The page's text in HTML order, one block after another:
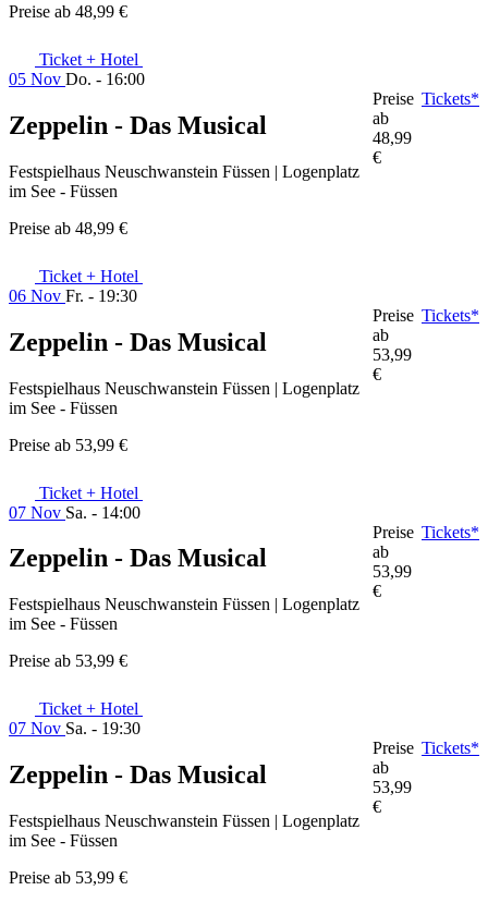
Preise ab 48,99 €
Ticket + Hotel
05 Nov Do. - 16:00
Zeppelin - Das Musical
Festspielhaus Neuschwanstein Füssen | Logenplatz
im See - Füssen
Preise ab 48,99 €
Preise
ab
48,99
€
Tickets*
Ticket + Hotel
06 Nov Fr. - 19:30
Zeppelin - Das Musical
Festspielhaus Neuschwanstein Füssen | Logenplatz
im See - Füssen
Preise ab 53,99 €
Preise
ab
53,99
€
Tickets*
Ticket + Hotel
07 Nov Sa. - 14:00
Zeppelin - Das Musical
Festspielhaus Neuschwanstein Füssen | Logenplatz
im See - Füssen
Preise ab 53,99 €
Preise
ab
53,99
€
Tickets*
Ticket + Hotel
07 Nov Sa. - 19:30
Zeppelin - Das Musical
Festspielhaus Neuschwanstein Füssen | Logenplatz
im See - Füssen
Preise ab 53,99 €
Preise
ab
53,99
€
Tickets*